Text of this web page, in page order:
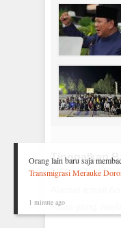
Tinggalkan
Ruas yang
Orang lain baru saja
Transmigrasi Merauke
1 minute ago